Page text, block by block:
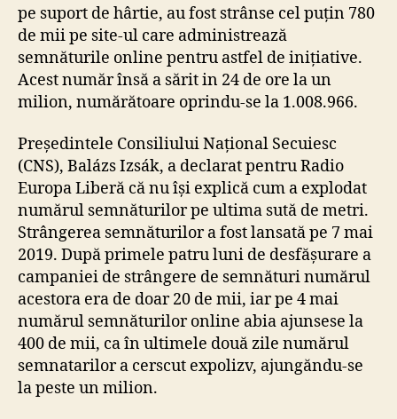
pe suport de hârtie, au fost strânse cel puțin 780
de mii pe site-ul care administrează
semnăturile online pentru astfel de inițiative.
Acest număr însă a sărit in 24 de ore la un
milion, numărătoare oprindu-se la 1.008.966.
Președintele Consiliului Național Secuiesc
(CNS), Balázs Izsák, a declarat pentru Radio
Europa Liberă că nu își explică cum a explodat
numărul semnăturilor pe ultima sută de metri.
Strângerea semnăturilor a fost lansată pe 7 mai
2019. După primele patru luni de desfășurare a
campaniei de strângere de semnături numărul
acestora era de doar 20 de mii, iar pe 4 mai
numărul semnăturilor online abia ajunsese la
400 de mii, ca în ultimele două zile numărul
semnatarilor a cerscut expolizv, ajungăndu-se
la peste un milion.